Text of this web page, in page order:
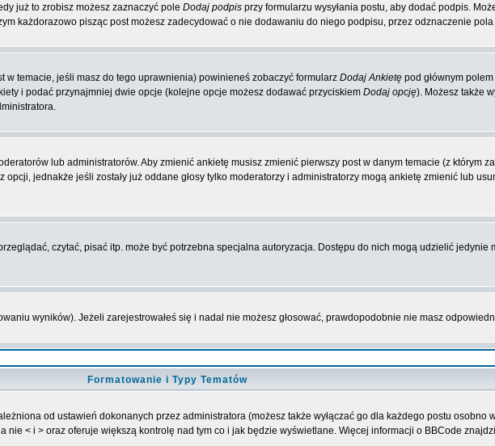
już to zrobisz możesz zaznaczyć pole Dodaj podpis przy formularzu wysyłania postu, aby dodać podpis.
każdorazowo pisząc post możesz zadecydować o nie dodawaniu do niego podpisu, przez odznaczenie pola
temacie, jeśli masz do tego uprawnienia) powinieneś zobaczyć formularz Dodaj Ankietę pod głównym
i podać przynajmniej dwie opcje (kolejne opcje możesz dodawać przyciskiem Dodaj opcję). Możesz także
lub administratorów. Aby zmienić ankietę musisz zmienić pierwszy post w danym temacie (z którym
jednakże jeśli zostały już oddane głosy tylko moderatorzy i administratorzy mogą ankietę zmienić lub
czytać, pisać itp. może być potrzebna specjalna autoryzacja. Dostępu do nich mogą udzielić jedynie
wyników). Jeżeli zarejestrowałeś się i nadal nie możesz głosować, prawdopodobnie nie masz
Formatowanie i Typy Tematów
od ustawień dokonanych przez administratora (możesz także wyłączać go dla każdego postu osobno
< i > oraz oferuje większą kontrolę nad tym co i jak będzie wyświetlane. Więcej informacji o BBCode